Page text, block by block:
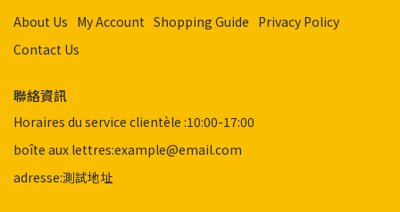
About Us My Account Shopping Guide Privacy Policy
Contact Us
聯絡資訊
Horaires du service clientèle :10:00-17:00
boîte aux lettres:example@email.com
adresse:測試地址